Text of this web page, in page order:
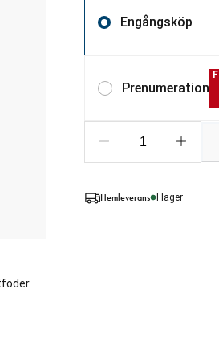
Engångsköp
Prenumeration
Hemleverans I lager